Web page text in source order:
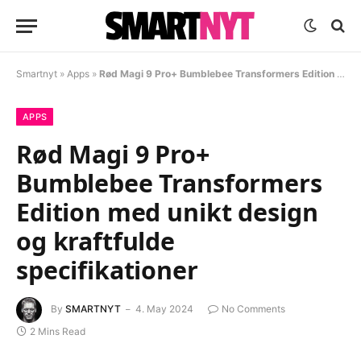
Smartnyt » Apps » Rød Magi 9 Pro+ Bumblebee Transformers Edition med unikt design og kraftfulde specifikationer
APPS
Rød Magi 9 Pro+
Bumblebee Transformers
Edition med unikt design
og kraftfulde
specifikationer
By SMARTNYT 4. May 2024
No Comments
2 Mins Read